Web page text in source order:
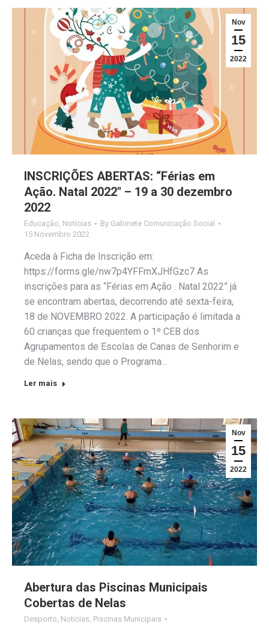
Nov
15
2022
INSCRIÇÕES ABERTAS: “Férias em
Ação. Natal 2022″ – 19 a 30 dezembro
2022
Educação, Notícias By Gabinete Comunicação Social
15 Novembro 2022
Aceda à Ficha de Inscrição em:
https://forms.gle/nw7p4YFFmXJHfGzc7 As
inscrições para as “Férias em Ação . Natal 2022” já
se encontram abertas, decorrendo até sexta-feira,
18 de NOVEMBRO 2022. A participação é limitada a
60 crianças que frequentem o 1º CEB dos
Agrupamentos de Escolas de Canas de Senhorim e
de Nelas, sendo que o Programa…
Ler mais
Nov
15
2022
Abertura das Piscinas Municipais
Cobertas de Nelas
Desporto Notícias Piscinas Municipais